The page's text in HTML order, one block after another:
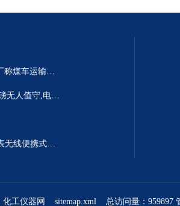
过煤车电子秤大型煤矿厂称煤车运输过120吨汽车过磅称~山西晋城市150吨卡车过磅称.内蒙古重型100吨货车过磅称
汽车衡无人值守系统,地磅无人值守,电子地磅无人值守智能化系统
SCS-XC-SC广东手持仪表无线便携式汽车衡 *便携式称重仪
化工仪器网 sitemap.xml总访问量：959897